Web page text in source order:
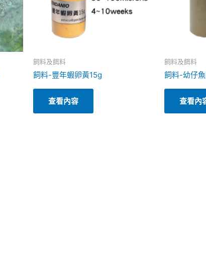
飼料及餌料
飼料-豐年蝦卵黃15g
查看內容
飼料及餌料
飼料-幼仔
查看內